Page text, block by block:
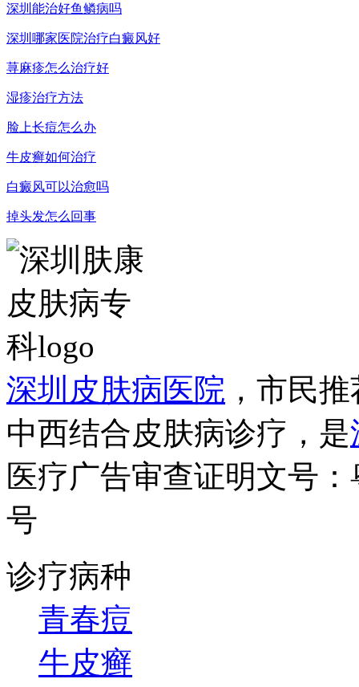
深圳能治好鱼鳞病吗
深圳哪家医院治疗白癜风好
荨麻疹怎么治疗好
湿疹治疗方法
脸上长痘怎么办
牛皮癣如何治疗
白癜风可以治愈吗
掉头发怎么回事
深圳皮肤病医院 ，市民
中西结合皮肤病诊疗，是
医疗广告审查证明文号
号
诊疗病种
青春痘
牛皮癣